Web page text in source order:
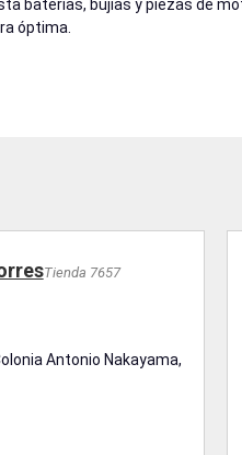
baterías, bujías y piezas de
óptima.
Tienda 7657
Antonio Nakayama,